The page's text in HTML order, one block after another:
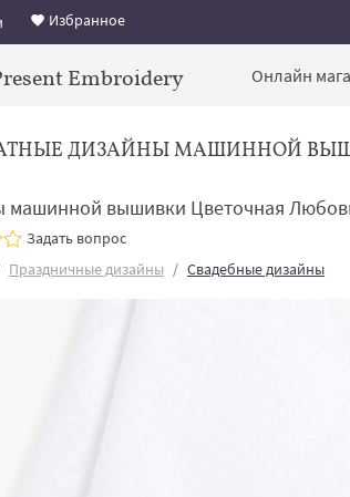
Избранное
Embroidery Онлайн
ДИЗАЙНЫ МАШИННОЙ
машинной вышивки Цветочная
Задать вопрос
Праздничные дизайны Свадебные дизайны